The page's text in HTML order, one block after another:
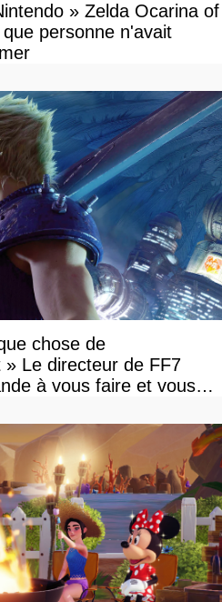
» Zelda Ocarina of
personne n'avait
chose de
Le directeur de FF7
à vous faire et vous